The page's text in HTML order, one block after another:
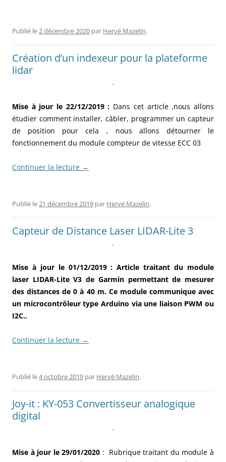
Publié le2 décembre 2020 par Hervé Mazelin.
Création d’un indexeur pour la plateforme
lidar
.
Mise à jour le 22/12/2019 : Dans cet article ,nous allons
étudier comment installer, câbler, programmer un capteur
de position pour cela , nous allons détourner le
fonctionnement du module compteur de vitesse ECC 03
Continuer la lecture →
Publié le21 décembre 2019 par Hervé Mazelin.
Capteur de Distance Laser LIDAR-Lite 3
.
Mise à jour le 01/12/2019 : Article traitant du module
laser LIDAR-Lite V3 de Garmin permettant de mesurer
des distances de 0 à 40 m. Ce module communique avec
un microcontrôleur type Arduino via une liaison PWM ou
I2C..
Continuer la lecture →
Publié le4 octobre 2019 par Hervé Mazelin.
Joy-it : KY-053 Convertisseur analogique
digital
.
Mise à jour le 29/01/2020 : Rubrique traitant du module à